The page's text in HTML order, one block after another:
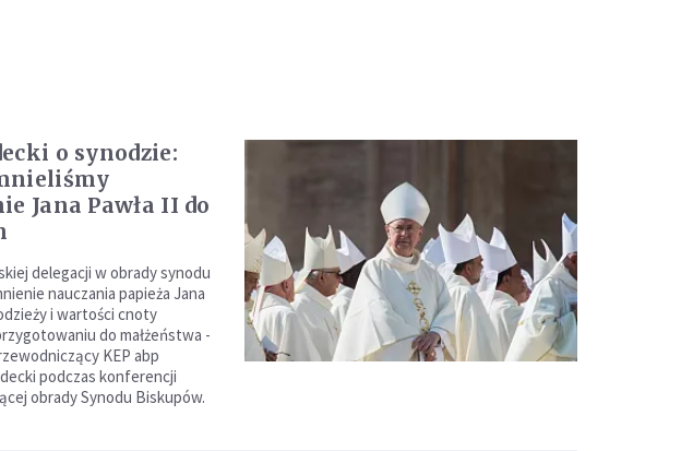
o synodzie:
Jana Pawła II do
delegacji w obrady synodu
nauczania papieża Jana
i wartości cnoty
do małżeństwa -
KEP abp
podczas konferencji
obrady Synodu Biskupów.